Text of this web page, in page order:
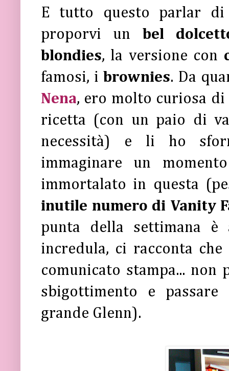
E tutto questo parlar
proporvi un bel
blondies, la versione con
famosi, i brownies. Da
Nena, ero molto curiosa di
ricetta (con un paio di
necessità) e li ho
immaginare un
immortalato in questa
inutile numero di Vanity
punta della settimana
incredula, ci racconta che
comunicato stampa...
sbigottimento e
grande Glenn).